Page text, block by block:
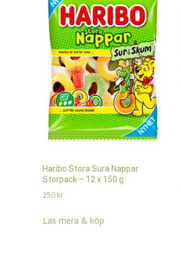
Haribo Stora Sura Nappar
Storpack – 12 x 150 g
250 kr
Läs mera & köp